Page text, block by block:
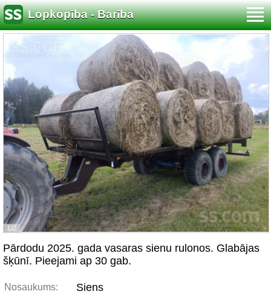
Lopkopība - Barība
1/2
Pārdodu 2025. gada vasaras sienu rulonos. Glabājas
šķūnī. Pieejami ap 30 gab.
Nosaukums: Siens